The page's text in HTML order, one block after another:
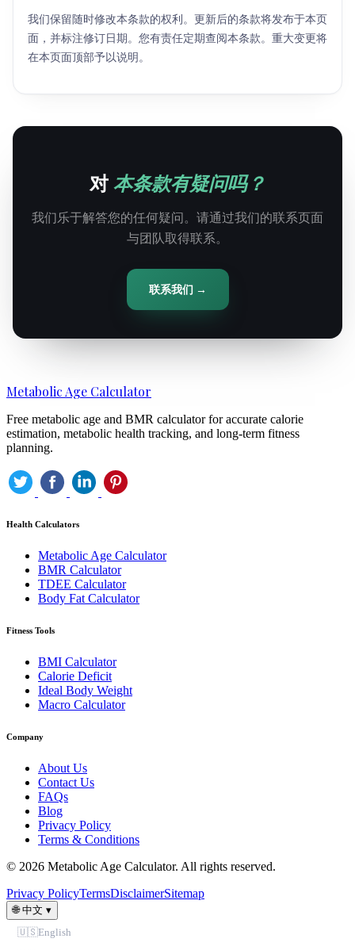
我们保留随时修改本条款的权利。更新后的条款将发布于本页
面，并标注修订日期。您有责任定期查阅本条款。重大变更将
在本页面顶部予以说明。
对本条款有疑问吗？
我们乐于解答您的任何疑问。请通过我们的联系页面
与团队取得联系。
联系我们 →
Metabolic Age Calculator
Free metabolic age and BMR calculator for accurate calorie
estimation, metabolic health tracking, and long-term fitness
planning.
Health Calculators
Metabolic Age Calculator
BMR Calculator
TDEE Calculator
Body Fat Calculator
Fitness Tools
BMI Calculator
Calorie Deficit
Ideal Body Weight
Macro Calculator
Company
About Us
Contact Us
FAQs
Blog
Privacy Policy
Terms & Conditions
© 2026 Metabolic Age Calculator. All rights reserved.
Privacy PolicyTermsDisclaimerSitemap
🌐 中文 ▾
🇺🇸English